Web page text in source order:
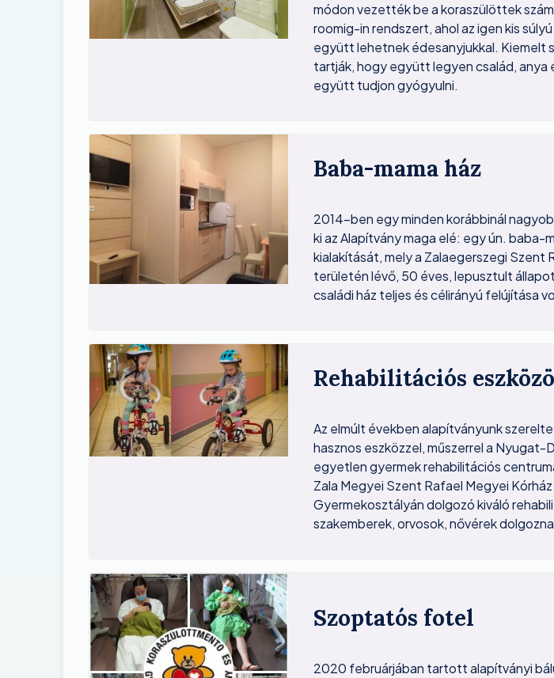
módon vezették be a koraszülöttek
roomig-in rendszert, ahol az igen kis
együtt lehetnek édesanyjukkal. Kiemelt
tartják, hogy együtt legyen család, anya
együtt tudjon gyógyulni.
Image
Baba-mama ház
2014-ben egy minden korábbinál
ki az Alapítvány maga elé: egy ún. baba-
kialakítását, mely a Zalaegerszegi Szent
területén lévő, 50 éves, lepusztult
családi ház teljes és célirányú felújítása
Image
Rehabilitációs
Az elmúlt években alapítványunk
hasznos eszközzel, műszerrel a Nyugat-
egyetlen gyermek rehabilitációs
Zala Megyei Szent Rafael Megyei Kórház
Gyermekosztályán dolgozó kiváló
szakemberek, orvosok, nővérek
Image
Szoptatós fotel
2020 februárjában tartott alapítványi